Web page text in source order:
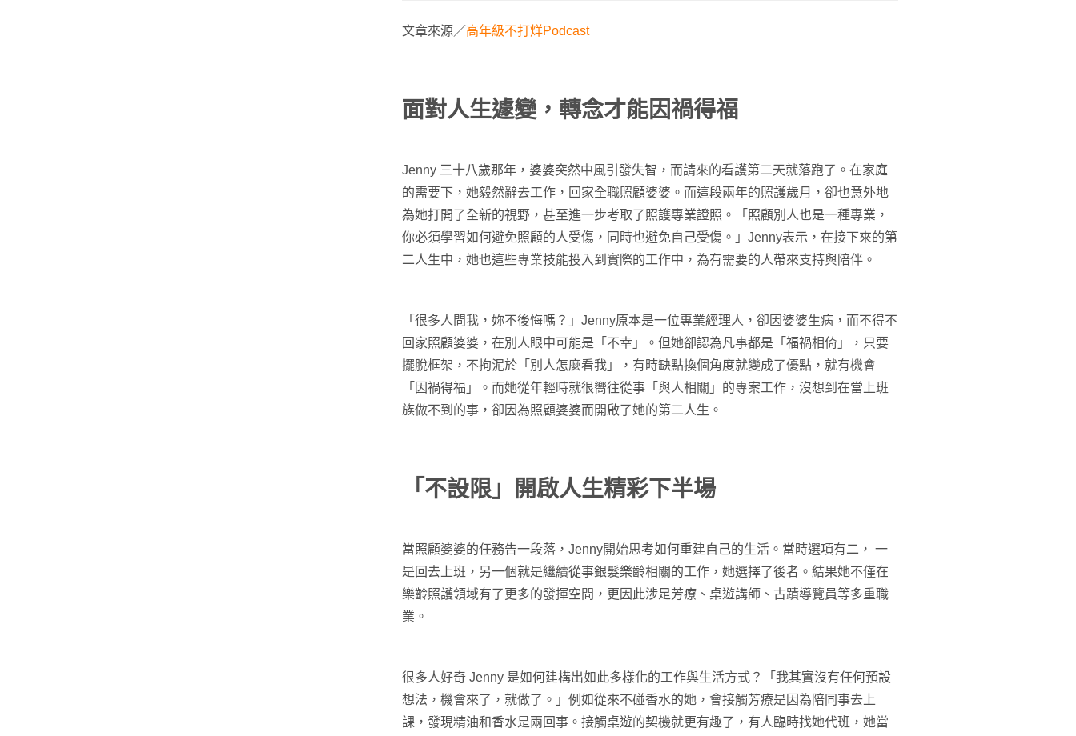
文章來源／高年級不打烊Podcast
面對人生遽變，轉念才能因禍得福
Jenny 三十八歲那年，婆婆突然中風引發失智，而請來的看護第二天就落跑了。在家庭
的需要下，她毅然辭去工作，回家全職照顧婆婆。而這段兩年的照護歲月，卻也意外地
為她打開了全新的視野，甚至進一步考取了照護專業證照。「照顧別人也是一種專業，
你必須學習如何避免照顧的人受傷，同時也避免自己受傷。」Jenny表示，在接下來的第
二人生中，她也這些專業技能投入到實際的工作中，為有需要的人帶來支持與陪伴。
「很多人問我，妳不後悔嗎？」Jenny原本是一位專業經理人，卻因婆婆生病，而不得不
回家照顧婆婆，在別人眼中可能是「不幸」。但她卻認為凡事都是「福禍相倚」，只要
擺脫框架，不拘泥於「別人怎麼看我」，有時缺點換個角度就變成了優點，就有機會
「因禍得福」。而她從年輕時就很嚮往從事「與人相關」的專案工作，沒想到在當上班
族做不到的事，卻因為照顧婆婆而開啟了她的第二人生。
「不設限」開啟人生精彩下半場
當照顧婆婆的任務告一段落，Jenny開始思考如何重建自己的生活。當時選項有二， 一
是回去上班，另一個就是繼續從事銀髮樂齡相關的工作，她選擇了後者。結果她不僅在
樂齡照護領域有了更多的發揮空間，更因此涉足芳療、桌遊講師、古蹟導覽員等多重職
業。
很多人好奇 Jenny 是如何建構出如此多樣化的工作與生活方式？「我其實沒有任何預設
想法，機會來了，就做了。」例如從來不碰香水的她，會接觸芳療是因為陪同事去上
課，發現精油和香水是兩回事。接觸桌遊的契機就更有趣了，有人臨時找她代班，她當